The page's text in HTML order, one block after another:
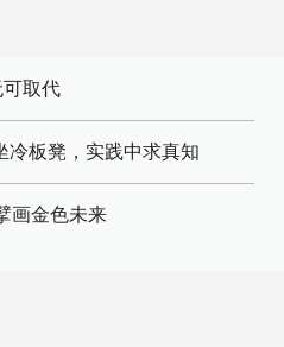
取代
冷板凳，实践中求真知
画金色未来